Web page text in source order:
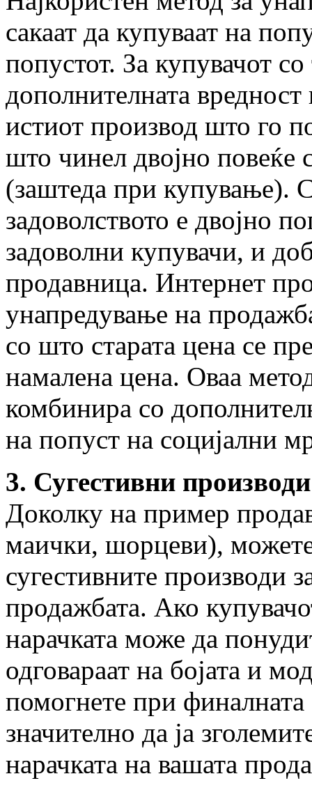
сакаат да купуваат на
попустот. За купувачот со
дополнителната
истиот производ што го
што чинел двојно повеќе
(заштеда при купување).
задоволството е двојно
задоволни купувачи, и
продавница. Интернет
унапредување на
со што старата цена се
намалена цена. Оваа
комбинира со
на попуст на социјални
3. Сугестивни производи
Доколку на пример
маички, шорцеви),
сугестивните производи
продажбата. Ако
нарачката може да
одговараат на бојата и
помогнете при
значително да ја
нарачката на вашата